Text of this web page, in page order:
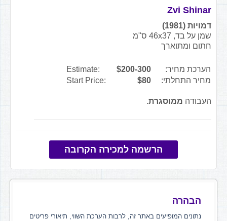
Zvi Shinar
דמויות (1981)
שמן על בד, 46x37 ס"מ
חתום ומתוארך
הערכת מחיר: $200-300
Estimate:
מחיר התחלתי:
$80
Start Price:
העבודה ממוסגרת.
הרשמה למכירה הקרובה
הבהרה
נתונים המופיעים באתר זה, לרבות הערכת השווי, תיאורי פריטים